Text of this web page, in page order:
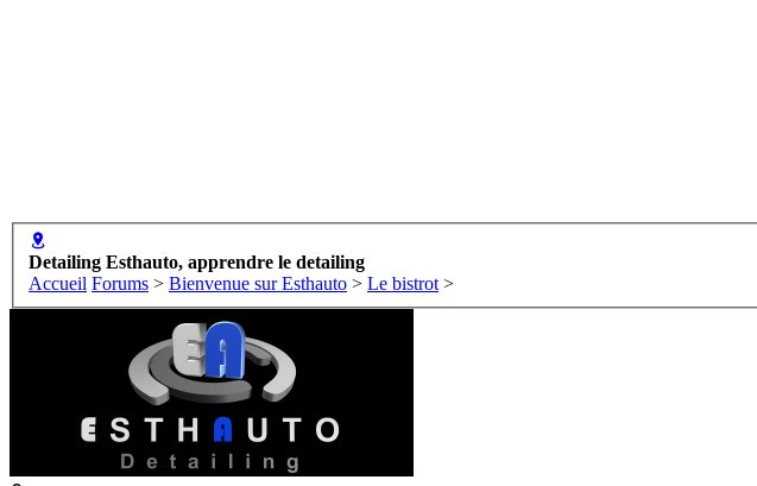
Detailing Esthauto, apprendre le detailing
Accueil Forums > Bienvenue sur Esthauto > Le bistrot >